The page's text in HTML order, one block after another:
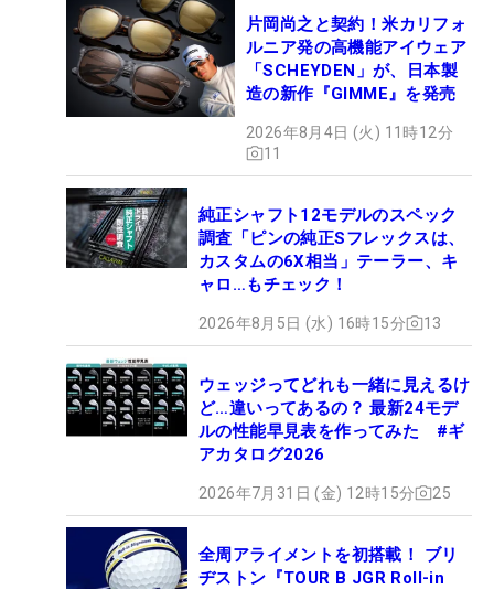
片岡尚之と契約！米カリフォ
ルニア発の高機能アイウェア
「SCHEYDEN」が、日本製
造の新作『GIMME』を発売
2026年8月4日 (火) 11時12分
11
純正シャフト12モデルのスペック
調査「ピンの純正Sフレックスは、
カスタムの6X相当」テーラー、キ
ャロ…もチェック！
2026年8月5日 (水) 16時15分 13
ウェッジってどれも一緒に見えるけ
ど…違いってあるの？ 最新24モデ
ルの性能早見表を作ってみた #ギ
アカタログ2026
2026年7月31日 (金) 12時15分 25
全周アライメントを初搭載！ ブリ
ヂストン『TOUR B JGR Roll-in